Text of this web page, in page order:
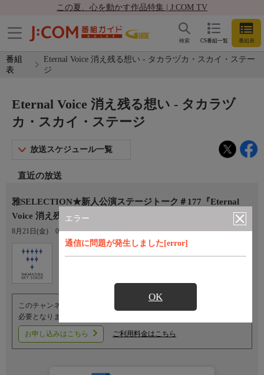
この夏、心を動かす作品特集 | J:COM TV
CS番組一覧 番組表
検索
番組
表
Eternal Voice 消え残る想い - タカラヅカ・スカイ・ステー
ジ
エラー
通信に問題が発生しました[error]
OK
Eternal Voice 消え残る想い - タカラヅ
カ・スカイ・ステージ
放送スケジュール一覧
直近の放送
雅SELECTION★新人公演ステージトーク＃177『Eternal
Voice 消え残る想い』
8月21日(金) 09:30〜10:00
Ch.760
タカラヅカ・スカイ・ステージ
このチャンネルのご視聴には、オプションチャンネル(有料)のご契約が
必要となります。
お申し込みはこちら ご利用料金はこちら